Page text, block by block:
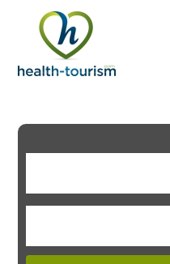
includes
system.